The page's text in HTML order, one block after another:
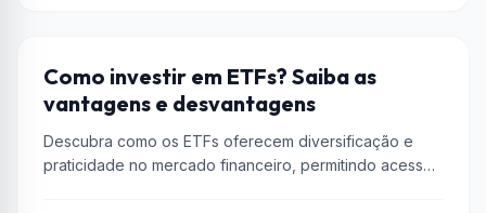
DICAS
Como investir em ETFs? Saiba as
vantagens e desvantagens
Descubra como os ETFs oferecem diversificação e
praticidade no mercado financeiro, permitindo acesso